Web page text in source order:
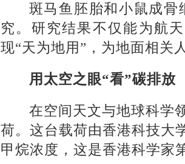
斑马鱼胚胎和小鼠成骨
究。研究结果不仅能为航
现“天为地用”，为地面相关
用太空之眼“看”碳排放
在空间天文与地球科学
荷。这台载荷由香港科技大
甲烷浓度，这是香港科学家